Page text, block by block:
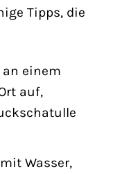
Tipps, die
an einem
auf,
Wasser,